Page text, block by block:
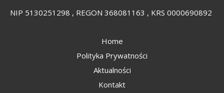
NIP 5130251298 , REGON 368081163 , KRS 0000690892
Home
Polityka Prywatności
Aktualności
Kontakt